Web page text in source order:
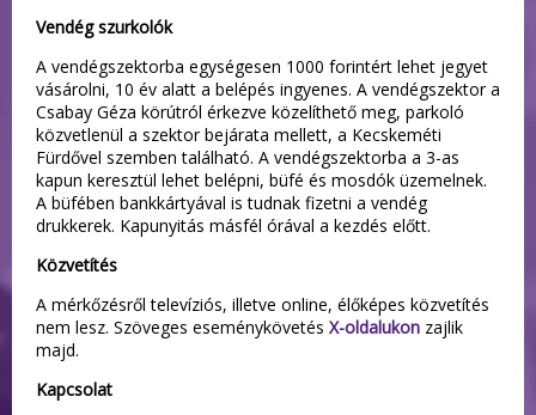
Vendég szurkolók
A vendégszektorba egységesen 1000 forintért lehet jegyet
vásárolni, 10 év alatt a belépés ingyenes. A vendégszektor a
Csabay Géza körútról érkezve közelíthető meg, parkoló
közvetlenül a szektor bejárata mellett, a Kecskeméti
Fürdővel szemben található. A vendégszektorba a 3-as
kapun keresztül lehet belépni, büfé és mosdók üzemelnek.
A büfében bankkártyával is tudnak fizetni a vendég
drukkerek. Kapunyitás másfél órával a kezdés előtt.
Közvetítés
A mérkőzésről televíziós, illetve online, élőképes közvetítés
nem lesz. Szöveges eseménykövetés X-oldalukon zajlik
majd.
Kapcsolat